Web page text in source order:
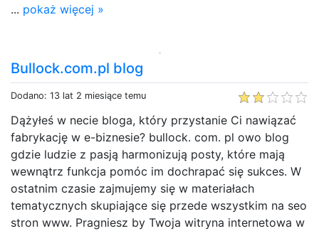
... pokaż więcej »
Bullock.com.pl blog
Dodano: 13 lat 2 miesiące temu
Dążyłeś w necie bloga, który przystanie Ci nawiązać
fabrykację w e-biznesie? bullock. com. pl owo blog
gdzie ludzie z pasją harmonizują posty, które mają
wewnątrz funkcja pomóc im dochrapać się sukces. W
ostatnim czasie zajmujemy się w materiałach
tematycznych skupiające się przede wszystkim na seo
stron www. Pragniesz by Twoja witryna internetowa w